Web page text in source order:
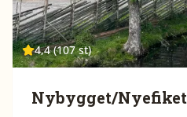
4,4 (107 st)
Nybygget/Nyefiket